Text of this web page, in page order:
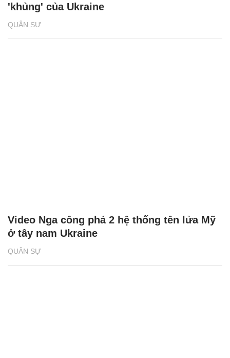
QUÂN SỰ
'khủng' của Ukraine
QUÂN SỰ
Video Nga công phá 2 hệ thống tên lửa Mỹ
ở tây nam Ukraine